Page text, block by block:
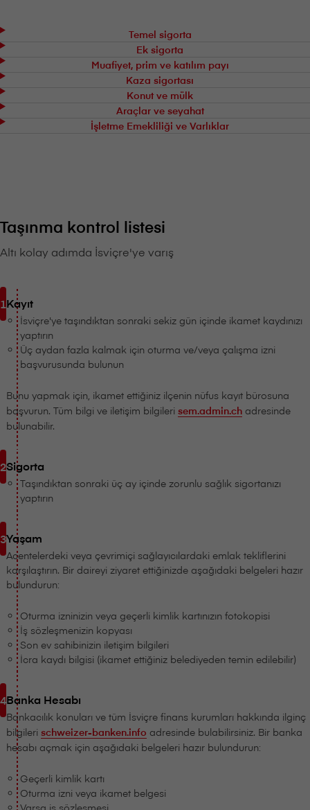
Temel sigorta
Ek sigorta
Muafiyet, prim ve katılım payı
Kaza sigortası
Konut ve mülk
Araçlar ve seyahat
İşletme Emekliliği ve Varlıklar
Taşınma kontrol listesi
Altı kolay adımda İsviçre'ye varış
Kayıt
İsviçre'ye taşındıktan sonraki sekiz gün içinde ikamet kaydınızı
yaptırın
Üç aydan fazla kalmak için oturma ve/veya çalışma izni
başvurusunda bulunun
Bunu yapmak için, ikamet ettiğiniz ilçenin nüfus kayıt bürosuna
başvurun. Tüm bilgi ve iletişim bilgileri sem.admin.ch adresinde
bulunabilir.
Sigorta
Taşındıktan sonraki üç ay içinde zorunlu sağlık sigortanızı
yaptırın
Yaşam
Acentelerdeki veya çevrimiçi sağlayıcılardaki emlak tekliflerini
karşılaştırın. Bir daireyi ziyaret ettiğinizde aşağıdaki belgeleri hazır
bulundurun:
Oturma izninizin veya geçerli kimlik kartınızın fotokopisi
İş sözleşmenizin kopyası
Son ev sahibinizin iletişim bilgileri
İcra kaydı bilgisi (ikamet ettiğiniz belediyeden temin edilebilir)
Banka Hesabı
Bankacılık konuları ve tüm İsviçre finans kurumları hakkında ilginç
bilgileri schweizer-banken.info adresinde bulabilirsiniz. Bir banka
hesabı açmak için aşağıdaki belgeleri hazır bulundurun:
Geçerli kimlik kartı
Oturma izni veya ikamet belgesi